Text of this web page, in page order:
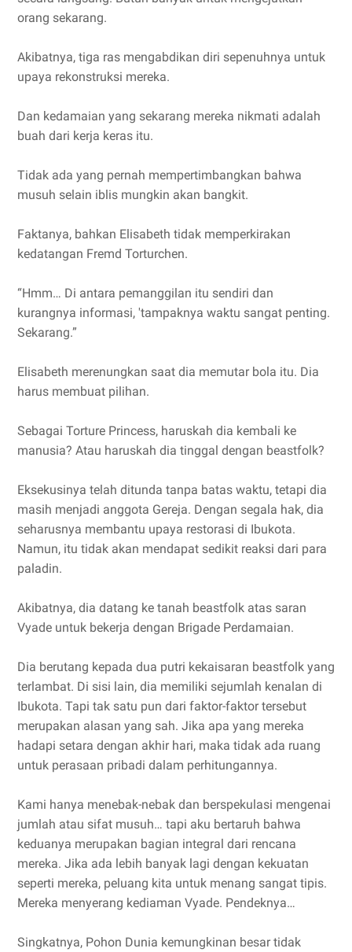
orang sekarang.
Akibatnya, tiga ras mengabdikan diri sepenuhnya untuk
upaya rekonstruksi mereka.
Dan kedamaian yang sekarang mereka nikmati adalah
buah dari kerja keras itu.
Tidak ada yang pernah mempertimbangkan bahwa
musuh selain iblis mungkin akan bangkit.
Faktanya, bahkan Elisabeth tidak memperkirakan
kedatangan Fremd Torturchen.
“Hmm… Di antara pemanggilan itu sendiri dan
kurangnya informasi, 'tampaknya waktu sangat penting.
Sekarang.”
Elisabeth merenungkan saat dia memutar bola itu. Dia
harus membuat pilihan.
Sebagai Torture Princess, haruskah dia kembali ke
manusia? Atau haruskah dia tinggal dengan beastfolk?
Eksekusinya telah ditunda tanpa batas waktu, tetapi dia
masih menjadi anggota Gereja. Dengan segala hak, dia
seharusnya membantu upaya restorasi di Ibukota.
Namun, itu tidak akan mendapat sedikit reaksi dari para
paladin.
Akibatnya, dia datang ke tanah beastfolk atas saran
Vyade untuk bekerja dengan Brigade Perdamaian.
Dia berutang kepada dua putri kekaisaran beastfolk yang
terlambat. Di sisi lain, dia memiliki sejumlah kenalan di
Ibukota. Tapi tak satu pun dari faktor-faktor tersebut
merupakan alasan yang sah. Jika apa yang mereka
hadapi setara dengan akhir hari, maka tidak ada ruang
untuk perasaan pribadi dalam perhitungannya.
Kami hanya menebak-nebak dan berspekulasi mengenai
jumlah atau sifat musuh… tapi aku bertaruh bahwa
keduanya merupakan bagian integral dari rencana
mereka. Jika ada lebih banyak lagi dengan kekuatan
seperti mereka, peluang kita untuk menang sangat tipis.
Mereka menyerang kediaman Vyade. Pendeknya…
Singkatnya, Pohon Dunia kemungkinan besar tidak